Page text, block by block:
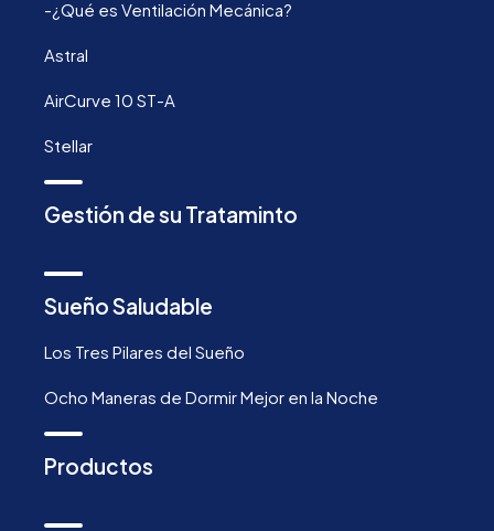
-¿Qué es Ventilación Mecánica?
Astral
AirCurve 10 ST-A
Stellar
Gestión de su Trataminto
Sueño Saludable
Los Tres Pilares del Sueño
Ocho Maneras de Dormir Mejor en la Noche
Productos